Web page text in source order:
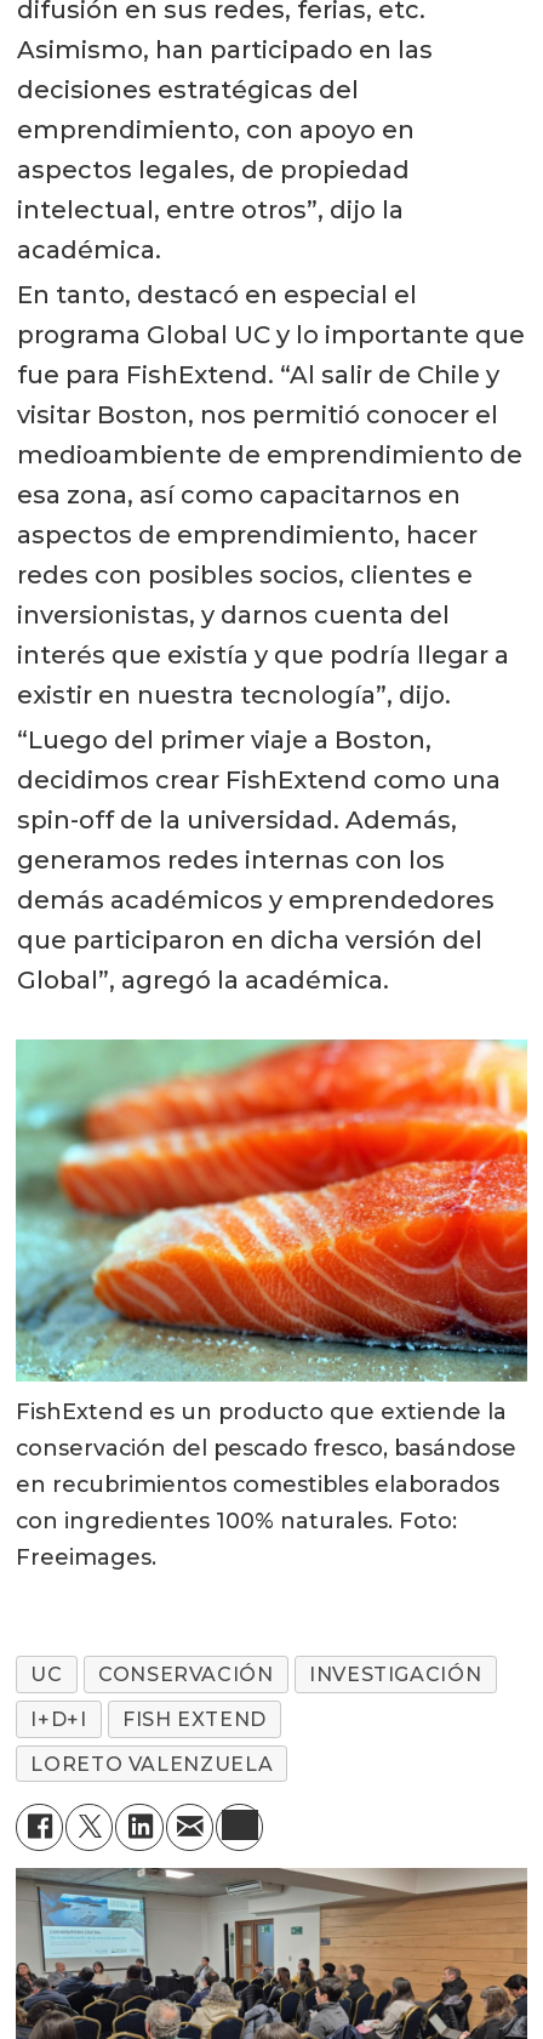
difusión en sus redes, ferias, etc.
Asimismo, han participado en las
decisiones estratégicas del
emprendimiento, con apoyo en
aspectos legales, de propiedad
intelectual, entre otros”, dijo la
académica.
En tanto, destacó en especial el
programa Global UC y lo importante que
fue para FishExtend. “Al salir de Chile y
visitar Boston, nos permitió conocer el
medioambiente de emprendimiento de
esa zona, así como capacitarnos en
aspectos de emprendimiento, hacer
redes con posibles socios, clientes e
inversionistas, y darnos cuenta del
interés que existía y que podría llegar a
existir en nuestra tecnología”, dijo.
“Luego del primer viaje a Boston,
decidimos crear FishExtend como una
spin-off de la universidad. Además,
generamos redes internas con los
demás académicos y emprendedores
que participaron en dicha versión del
Global”, agregó la académica.
FishExtend es un producto que extiende la
conservación del pescado fresco, basándose
en recubrimientos comestibles elaborados
con ingredientes 100% naturales. Foto:
Freeimages.
UC CONSERVACIÓN
INVESTIGACIÓN
I+D+I
FISH EXTEND
LORETO VALENZUELA